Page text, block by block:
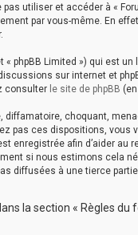
utiliser et accéder à «
par vous-même. En
« phpBB Limited ») qui est
sur internet et
consulter le site de phpBB
choquant,
pas ces dispositions,
enregistrée afin d’aider
si nous estimons
diffusées à une tierce
la section « Règles du